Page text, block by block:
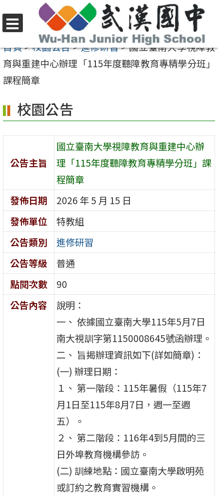
至
要
內
區
選
單
首頁>校園公告>進修研習>國立臺南大學視障教
育與重建中心辦理「115年度聽障教育專精學分班」
課程簡章
校園公告
公告主旨
國立臺南大學視障教育與重建中心辦
理「115年度聽障教育專精學分班」課
程簡章
發佈日期
2026 年 5 月 15 日
發佈單位
特教組
公告類別
進修研習
公告等級
普通
點閱次數
90
公告內容
說明：
一、 依據國立臺南大學115年5月7日
南大視訓字第1150008645號函辦理。
二、 旨揭辦理資訊如下(詳如簡章)：
(一) 辦理日期：
１、 第一階段：115年暑假（115年7
月1日至115年8月7日，週一至週
五）。
２、 第二階段：116年4到5月間的三
日外埠教育機構參訪。
(二) 訓練地點：國立臺南大學啟明苑
或訂約之教育實習機構。